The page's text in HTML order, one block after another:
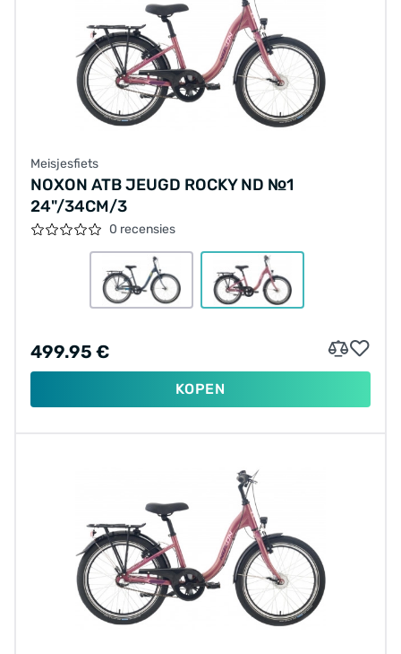
Meisjesfiets
NOXON ATB JEUGD ROCKY ND №1
24"/34CM/3
0 recensies
499.95 €
KOPEN